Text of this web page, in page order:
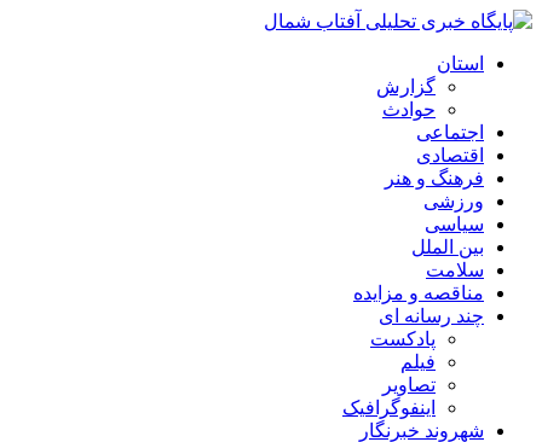
استان
گزارش
حوادث
اجتماعی
اقتصادی
فرهنگ و هنر
ورزشی
سیاسی
بین الملل
سلامت
مناقصه و مزایده
چند رسانه ای
پادکست
فیلم
تصاویر
اینفوگرافیک
شهروند خبرنگار